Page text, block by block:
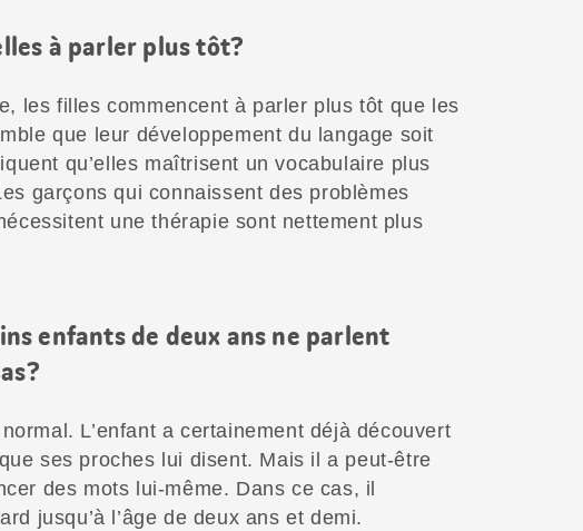
à parler plus tôt?
les filles commencent à parler plus tôt que les
que leur développement du langage soit
qu’elles maîtrisent un vocabulaire plus
garçons qui connaissent des problèmes
une thérapie sont nettement plus
enfants de deux ans ne parlent
L’enfant a certainement déjà découvert
ses proches lui disent. Mais il a peut-être
des mots lui-même. Dans ce cas, il
jusqu’à l’âge de deux ans et demi.